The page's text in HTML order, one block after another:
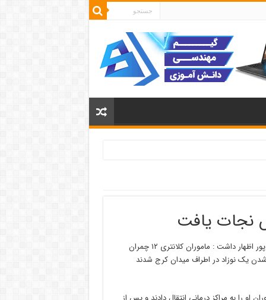
نجات یافت
به گزارش روز سه شنبه مرکز اطلاع رسانی پلیس ، سرهنگ یدالله رنجبر پور اظهار داشت : ماموران کلانتری ۱۲ چمران
یک نوزاد در اطراف میدان کرج شدند